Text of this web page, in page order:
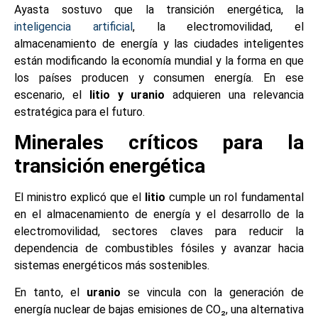
Ayasta sostuvo que la transición energética, la
inteligencia artificial, la electromovilidad, el
almacenamiento de energía y las ciudades inteligentes
están modificando la economía mundial y la forma en que
los países producen y consumen energía. En ese
escenario, el litio y uranio adquieren una relevancia
estratégica para el futuro.
Minerales críticos para la
transición energética
El ministro explicó que el litio cumple un rol fundamental
en el almacenamiento de energía y el desarrollo de la
electromovilidad, sectores claves para reducir la
dependencia de combustibles fósiles y avanzar hacia
sistemas energéticos más sostenibles.
En tanto, el uranio se vincula con la generación de
energía nuclear de bajas emisiones de CO₂, una alternativa